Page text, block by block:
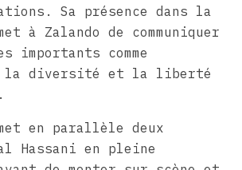
Sa présence dans la
à Zalando de communiquer
importants comme
la diversité et la liberté
met en parallèle deux
en pleine